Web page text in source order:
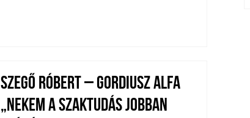
SZEGŐ RÓBERT – GORDIUSZ ALFA
„NEKEM A SZAKTUDÁS JOBBAN